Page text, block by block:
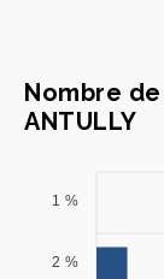
Nombre
ANTULLY
1 %
2 %